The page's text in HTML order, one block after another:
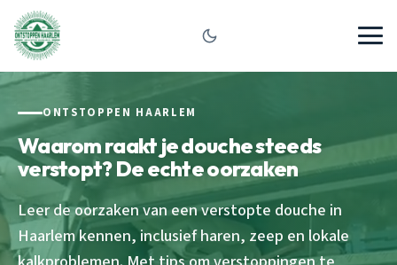
ONTSTOPPEN HAARLEM
Waarom raakt je douche steeds
verstopt? De echte oorzaken
Leer de oorzaken van een verstopte douche in
Haarlem kennen, inclusief haren, zeep en lokale